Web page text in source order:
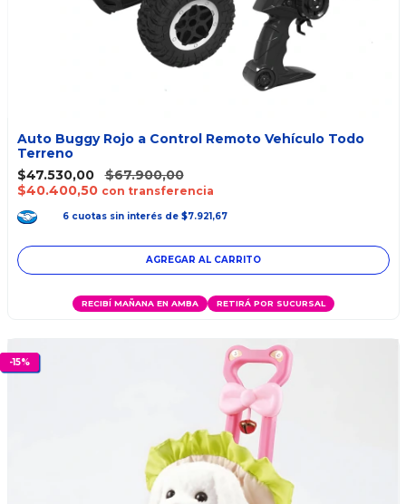
Auto Buggy Rojo a Control Remoto Vehículo Todo
Terreno
$47.530,00
$67.900,00
$40.400,50 con transferencia
6 cuotas sin interés de $7.921,67
RECIBÍ MAÑANA EN AMBA RETIRÁ POR SUCURSAL
-15%